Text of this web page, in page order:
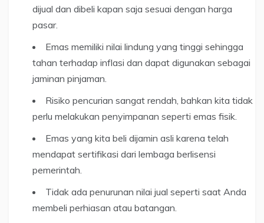
dijual dan dibeli kapan saja sesuai dengan harga
pasar.
Emas memiliki nilai lindung yang tinggi sehingga
tahan terhadap inflasi dan dapat digunakan sebagai
jaminan pinjaman.
Risiko pencurian sangat rendah, bahkan kita tidak
perlu melakukan penyimpanan seperti emas fisik.
Emas yang kita beli dijamin asli karena telah
mendapat sertifikasi dari lembaga berlisensi
pemerintah.
Tidak ada penurunan nilai jual seperti saat Anda
membeli perhiasan atau batangan.